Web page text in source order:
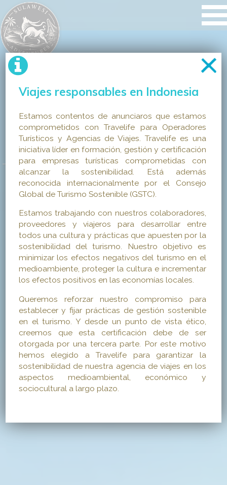
Viajes responsables en Indonesia
Estamos contentos de anunciaros que estamos
comprometidos con Travelife para Operadores
Turísticos y Agencias de Viajes. Travelife es una
iniciativa líder en formación, gestión y certificación
para empresas turísticas comprometidas con
alcanzar la sostenibilidad. Está además
reconocida internacionalmente por el Consejo
Global de Turismo Sostenible (GSTC).
Estamos trabajando con nuestros colaboradores,
proveedores y viajeros para desarrollar entre
todos una cultura y prácticas que apuesten por la
sostenibilidad del turismo. Nuestro objetivo es
minimizar los efectos negativos del turismo en el
medioambiente, proteger la cultura e incrementar
los efectos positivos en las economías locales.
Queremos reforzar nuestro compromiso para
establecer y fijar prácticas de gestión sostenible
en el turismo. Y desde un punto de vista ético,
creemos que esta certificación debe de ser
otorgada por una tercera parte. Por este motivo
hemos elegido a Travelife para garantizar la
sostenibilidad de nuestra agencia de viajes en los
aspectos medioambiental, económico y
sociocultural a largo plazo.